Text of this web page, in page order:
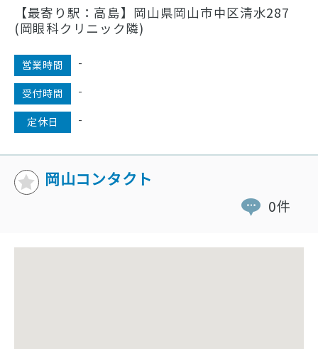
【最寄り駅：高島】岡山県岡山市中区清水287
(岡眼科クリニック隣)
営業時間 -
受付時間 -
定休日 -
岡山コンタクト
0件